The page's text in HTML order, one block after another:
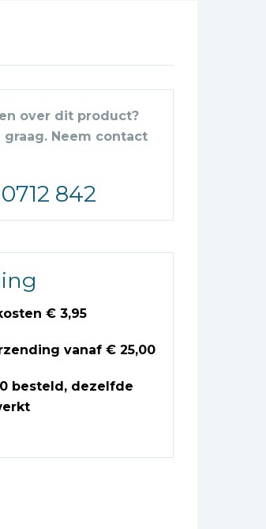
over dit product?
Neem contact
842
€ 3,95
vanaf € 25,00
besteld, dezelfde